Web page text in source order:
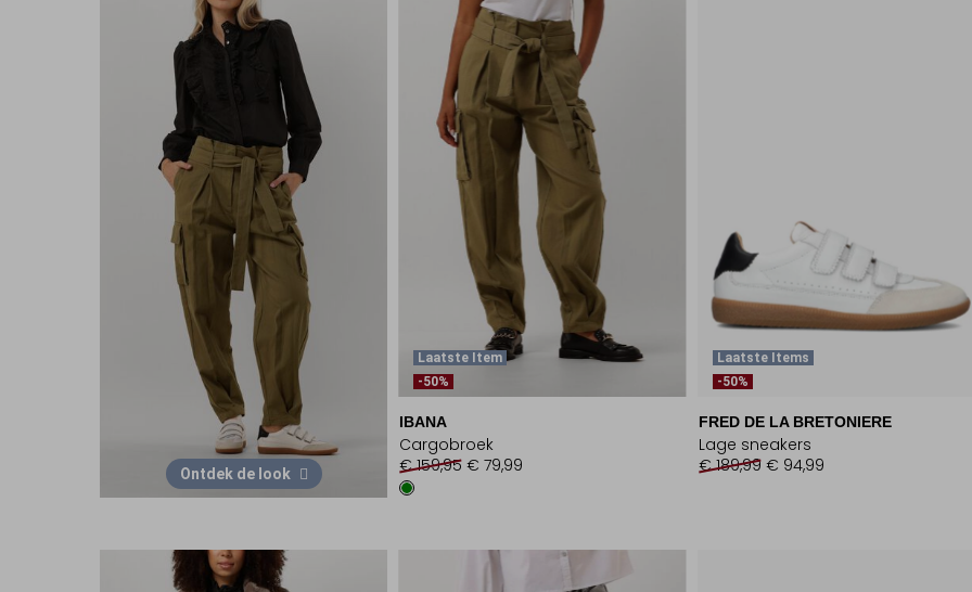
Ontdek de look
Laatste Item
-50%
IBANA
Cargobroek
€ 159,95 € 79,99
Laatste Items
-50%
FRED DE LA BRETONIERE
Lage sneakers
€ 189,99 € 94,99